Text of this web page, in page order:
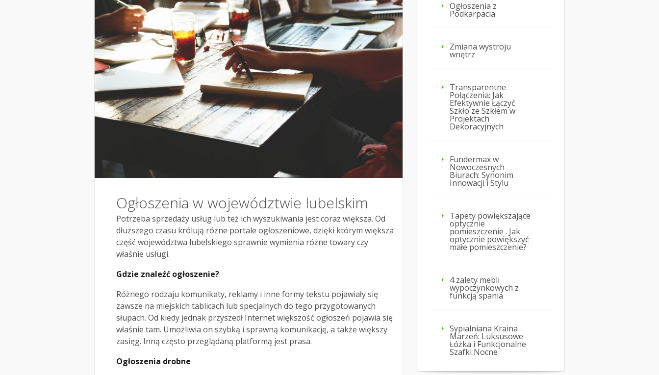
Ogłoszenia w województwie lubelskim
Potrzeba sprzedaży usług lub też ich wyszukiwania jest coraz większa. Od
dłuższego czasu królują różne portale ogłoszeniowe, dzięki którym większa
część województwa lubelskiego sprawnie wymienia różne towary czy
właśnie usługi.
Gdzie znaleźć ogłoszenie?
Różnego rodzaju komunikaty, reklamy i inne formy tekstu pojawiały się
zawsze na miejskich tablicach lub specjalnych do tego przygotowanych
słupach. Od kiedy jednak przyszedł Internet większość ogłoszeń pojawia się
właśnie tam. Umożliwia on szybką i sprawną komunikację, a także większy
zasięg. Inną często przeglądaną platformą jest prasa.
Ogłoszenia drobne
Ogłoszenia z
Podkarpacia
Zmiana wystroju
wnętrz
Transparentne
Połączenia: Jak
Efektywnie Łączyć
Szkło ze Szkłem w
Projektach
Dekoracyjnych
Fundermax w
Nowoczesnych
Biurach: Synonim
Innowacji i Stylu
Tapety powiększające
optycznie
pomieszczenie . Jak
optycznie powiększyć
małe pomieszczenie?
4 zalety mebli
wypoczynkowych z
funkcją spania
Sypialniana Kraina
Marzeń: Luksusowe
Łóżka i Funkcjonalne
Szafki Nocne